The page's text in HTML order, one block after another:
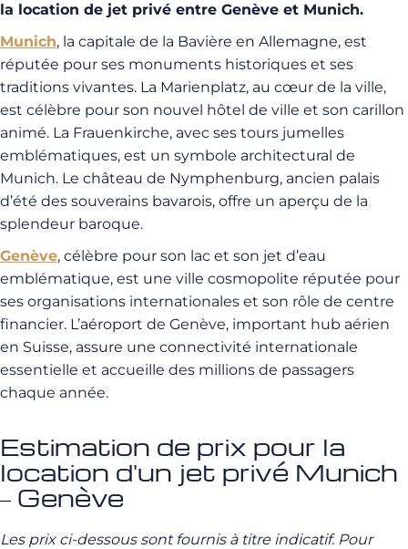
la location de jet privé entre Genève et Munich.
Munich, la capitale de la Bavière en Allemagne, est
réputée pour ses monuments historiques et ses
traditions vivantes. La Marienplatz, au cœur de la ville,
est célèbre pour son nouvel hôtel de ville et son carillon
animé. La Frauenkirche, avec ses tours jumelles
emblématiques, est un symbole architectural de
Munich. Le château de Nymphenburg, ancien palais
d’été des souverains bavarois, offre un aperçu de la
splendeur baroque.
Genève, célèbre pour son lac et son jet d’eau
emblématique, est une ville cosmopolite réputée pour
ses organisations internationales et son rôle de centre
financier. L’aéroport de Genève, important hub aérien
en Suisse, assure une connectivité internationale
essentielle et accueille des millions de passagers
chaque année.
Estimation de prix pour la
location d'un jet privé Munich
– Genève
Les prix ci-dessous sont fournis à titre indicatif. Pour